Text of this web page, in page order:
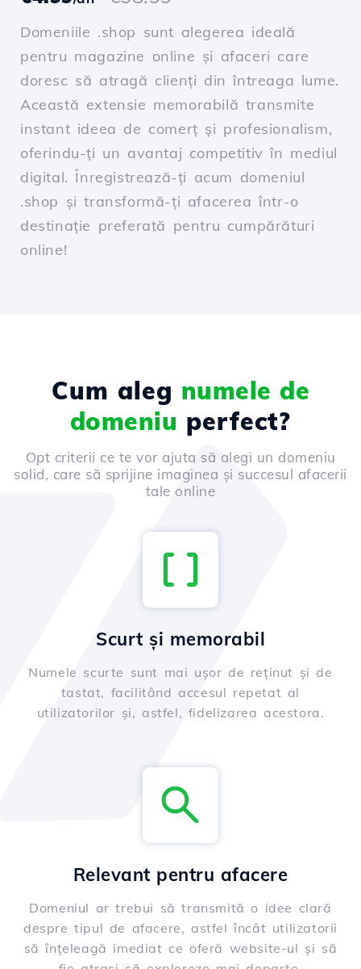
Domeniile .shop sunt alegerea ideală
pentru magazine online și afaceri care
doresc să atragă clienți din întreaga lume.
Această extensie memorabilă transmite
instant ideea de comerț și profesionalism,
oferindu-ți un avantaj competitiv în mediul
digital. Înregistrează-ți acum domeniul
.shop și transformă-ți afacerea într-o
destinație preferată pentru cumpărături
online!
Cum aleg numele de
domeniu perfect?
Opt criterii ce te vor ajuta să alegi un domeniu
solid, care să sprijine imaginea și succesul afacerii
tale online
Scurt și memorabil
Numele scurte sunt mai ușor de reținut și de
tastat, facilitând accesul repetat al
utilizatorilor și, astfel, fidelizarea acestora.
Relevant pentru afacere
Domeniul ar trebui să transmită o idee clară
despre tipul de afacere, astfel încât utilizatorii
să înțeleagă imediat ce oferă website-ul și să